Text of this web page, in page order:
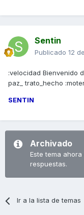
Sentin
Publicado 12
:velocidad Bienvenido
paz_ trato_hecho
SENTIN
Archivado
Este tema
respuestas.
Ir a la lista de temas